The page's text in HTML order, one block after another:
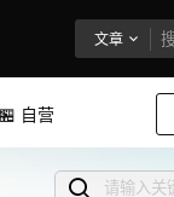
文章
🏪 自营